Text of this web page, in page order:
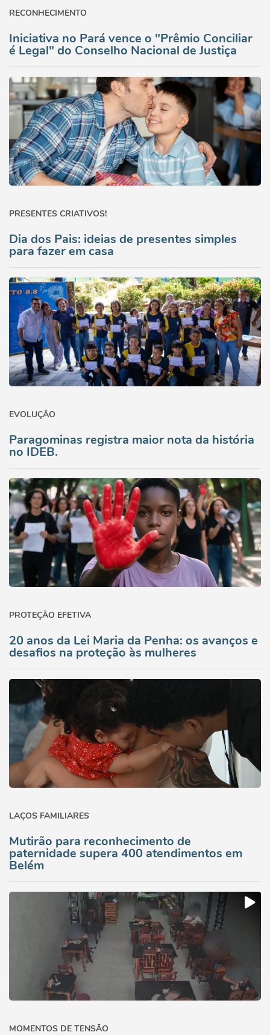
RECONHECIMENTO
Iniciativa no Pará vence o "Prêmio Conciliar
é Legal" do Conselho Nacional de Justiça
PRESENTES CRIATIVOS!
Dia dos Pais: ideias de presentes simples
para fazer em casa
EVOLUÇÃO
Paragominas registra maior nota da história
no IDEB.
PROTEÇÃO EFETIVA
20 anos da Lei Maria da Penha: os avanços e
desafios na proteção às mulheres
LAÇOS FAMILIARES
Mutirão para reconhecimento de
paternidade supera 400 atendimentos em
Belém
MOMENTOS DE TENSÃO